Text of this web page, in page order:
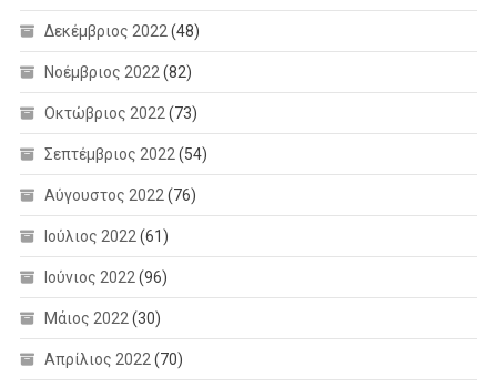
Δεκέμβριος 2022 (48)
Νοέμβριος 2022 (82)
Οκτώβριος 2022 (73)
Σεπτέμβριος 2022 (54)
Αύγουστος 2022 (76)
Ιούλιος 2022 (61)
Ιούνιος 2022 (96)
Μάιος 2022 (30)
Απρίλιος 2022 (70)